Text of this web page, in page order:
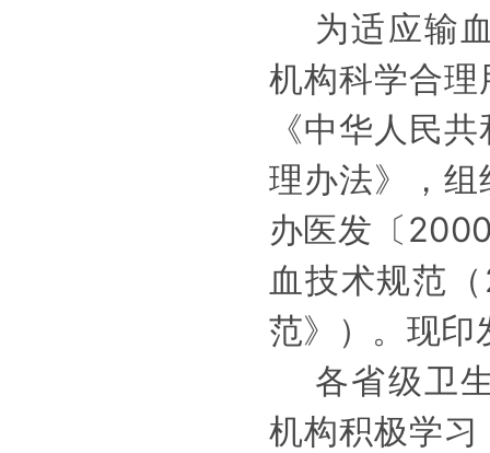
为适应输
机构科学合
《中华人民
理办法》，
办医发〔20
血技术规范 （
范》 ） 。现印
各省级卫
机构积极学习